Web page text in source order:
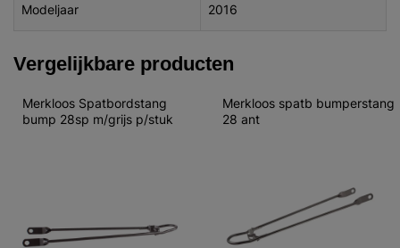
Modeljaar 2016
Vergelijkbare producten
Merkloos Spatbordstang
bump 28sp m/grijs p/stuk
Merkloos spatb bumperstang
28 ant